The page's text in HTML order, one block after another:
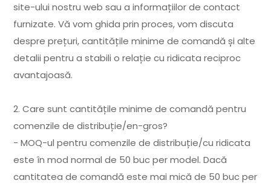
site-ului nostru web sau a informațiilor de contact
furnizate. Vă vom ghida prin proces, vom discuta
despre prețuri, cantitățile minime de comandă și alte
detalii pentru a stabili o relație cu ridicata reciproc
avantajoasă.
2. Care sunt cantitățile minime de comandă pentru
comenzile de distribuție/en-gros?
- MOQ-ul pentru comenzile de distribuție/cu ridicata
este în mod normal de 50 buc per model. Dacă
cantitatea de comandă este mai mică de 50 buc per